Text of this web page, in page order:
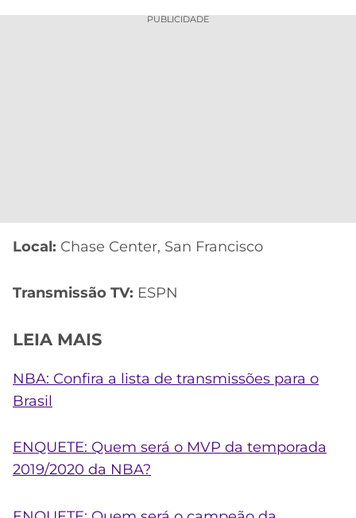
PUBLICIDADE
Local: Chase Center, San Francisco
Transmissão TV: ESPN
LEIA MAIS
NBA: Confira a lista de transmissões para o
Brasil
ENQUETE: Quem será o MVP da temporada
2019/2020 da NBA?